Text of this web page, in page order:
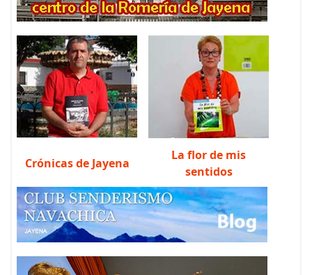
Crónicas de Jayena
La flor de mis
sentidos